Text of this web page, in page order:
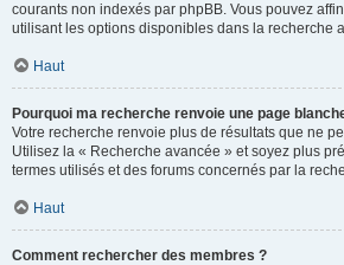
courants non indexés par phpBB. Vous pouvez
utilisant les options disponibles dans la recherche
Haut
Pourquoi ma recherche renvoie une page
Votre recherche renvoie plus de résultats que ne
Utilisez la « Recherche avancée » et soyez plus
termes utilisés et des forums concernés par la
Haut
Comment rechercher des membres ?